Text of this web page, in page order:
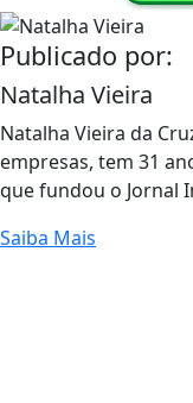
Publicado por:
Natalha Vieira
Natalha Vieira da
empresas, tem 31
que fundou o Jornal
Saiba Mais